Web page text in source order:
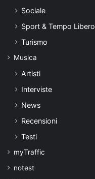
Sociale
Sport & Tempo Libero
Turismo
Musica
Artisti
Interviste
News
Recensioni
Testi
myTraffic
notest